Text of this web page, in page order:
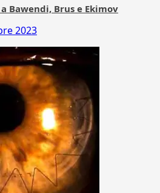
Bawendi, Brus e Ekimov
2023